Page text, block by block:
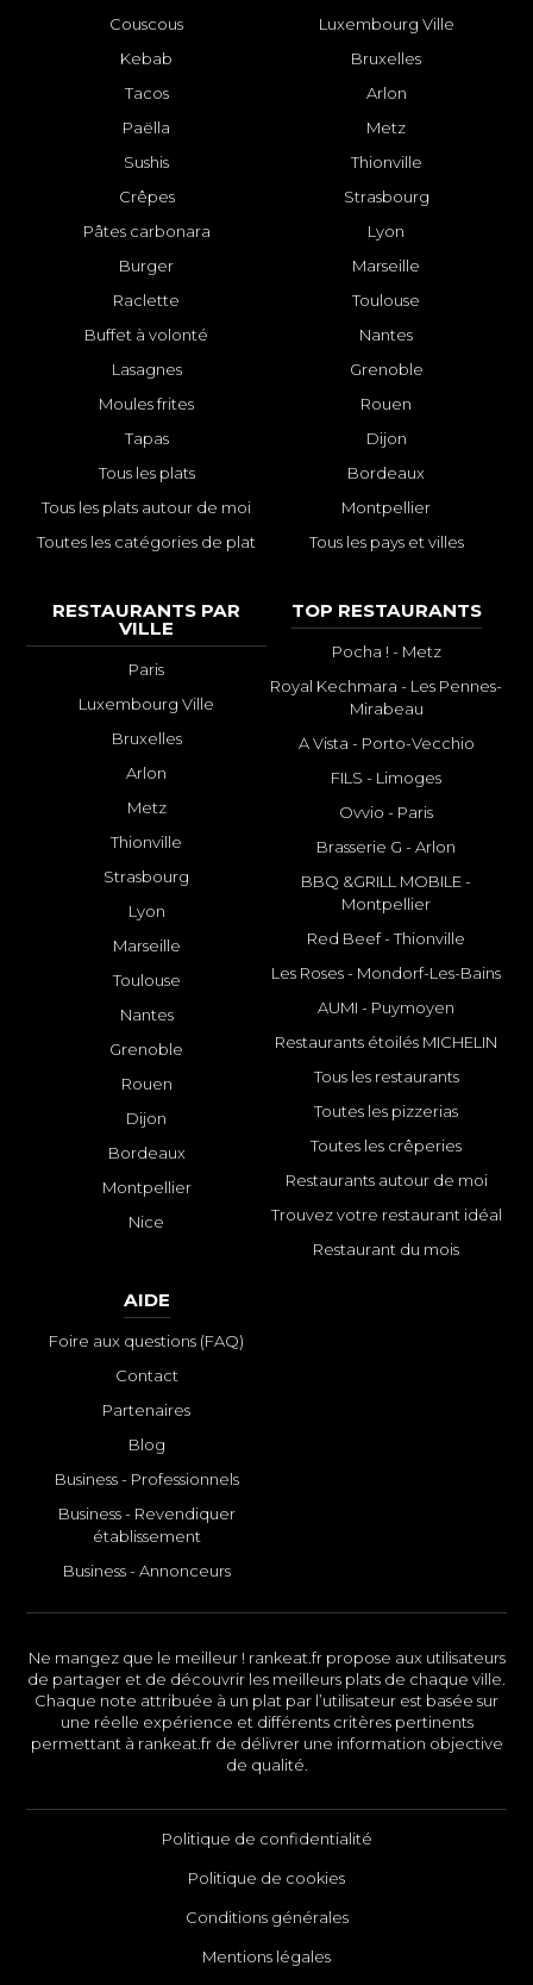
Couscous
Kebab
Tacos
Paëlla
Sushis
Crêpes
Pâtes carbonara
Burger
Raclette
Buffet à volonté
Lasagnes
Moules frites
Tapas
Tous les plats
Tous les plats autour de moi
Toutes les catégories de plat
Luxembourg Ville
Bruxelles
Arlon
Metz
Thionville
Strasbourg
Lyon
Marseille
Toulouse
Nantes
Grenoble
Rouen
Dijon
Bordeaux
Montpellier
Tous les pays et villes
RESTAURANTS PAR
VILLE
Paris
Luxembourg Ville
Bruxelles
Arlon
Metz
Thionville
Strasbourg
Lyon
Marseille
Toulouse
Nantes
Grenoble
Rouen
Dijon
Bordeaux
Montpellier
Nice
TOP RESTAURANTS
Pocha ! - Metz
Royal Kechmara - Les Pennes-
Mirabeau
A Vista - Porto-Vecchio
FILS - Limoges
Ovvio - Paris
Brasserie G - Arlon
BBQ &GRILL MOBILE -
Montpellier
Red Beef - Thionville
Les Roses - Mondorf-Les-Bains
AUMI - Puymoyen
Restaurants étoilés MICHELIN
Tous les restaurants
Toutes les pizzerias
Toutes les crêperies
Restaurants autour de moi
Trouvez votre restaurant idéal
Restaurant du mois
AIDE
Foire aux questions (FAQ)
Contact
Partenaires
Blog
Business - Professionnels
Business - Revendiquer
établissement
Business - Annonceurs
Ne mangez que le meilleur ! rankeat.fr propose aux utilisateurs
de partager et de découvrir les meilleurs plats de chaque ville.
Chaque note attribuée à un plat par l’utilisateur est basée sur
une réelle expérience et différents critères pertinents
permettant à rankeat.fr de délivrer une information objective
de qualité.
Politique de confidentialité
Politique de cookies
Conditions générales
Mentions légales